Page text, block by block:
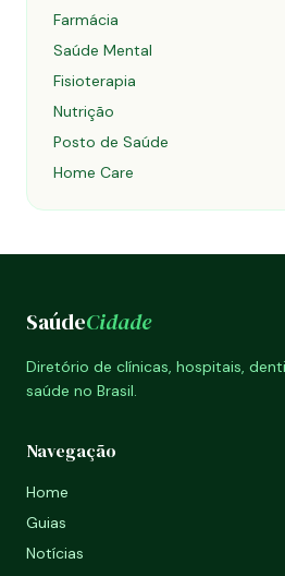
Farmácia
Saúde Mental
Fisioterapia
Nutrição
Posto de Saúde
Home Care
SaúdeCidade
Diretório de clínicas, hospitais,
saúde no Brasil.
Navegação
Home
Guias
Notícias